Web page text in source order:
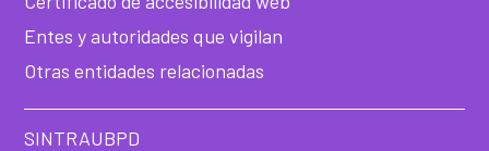
Entes y autoridades que vigilan
Otras entidades relacionadas
SINTRAUBPD